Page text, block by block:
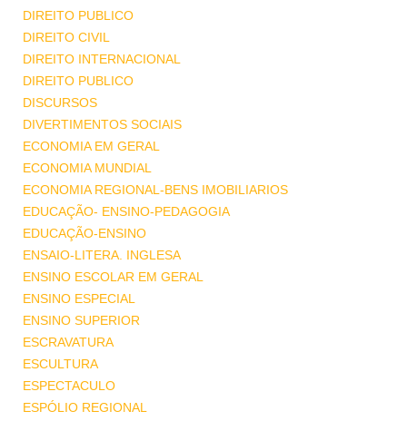
DIREITO PUBLICO
DIREITO CIVIL
DIREITO INTERNACIONAL
DIREITO PUBLICO
DISCURSOS
DIVERTIMENTOS SOCIAIS
ECONOMIA EM GERAL
ECONOMIA MUNDIAL
ECONOMIA REGIONAL-BENS IMOBILIARIOS
EDUCAÇÃO- ENSINO-PEDAGOGIA
EDUCAÇÃO-ENSINO
ENSAIO-LITERA. INGLESA
ENSINO ESCOLAR EM GERAL
ENSINO ESPECIAL
ENSINO SUPERIOR
ESCRAVATURA
ESCULTURA
ESPECTACULO
ESPÓLIO REGIONAL